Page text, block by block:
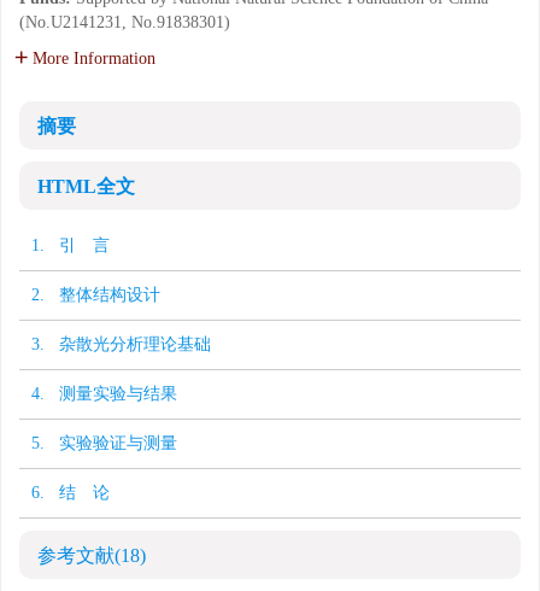
(No.U2141231, No.91838301)
More Information
摘要
HTML全文
1. 引 言
2. 整体结构设计
3. 杂散光分析理论基础
4. 测量实验与结果
5. 实验验证与测量
6. 结 论
参考文献(18)